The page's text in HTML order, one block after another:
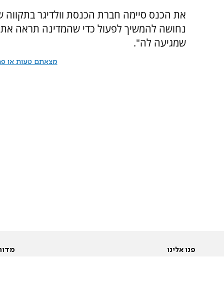
את הכנס סיימה חברת הכנסת וולדיגר
נחושה להמשיך לפעול כדי שהמדינה תראה
שמגיעה לה".
מצאתם טעות או
פנו אלינו